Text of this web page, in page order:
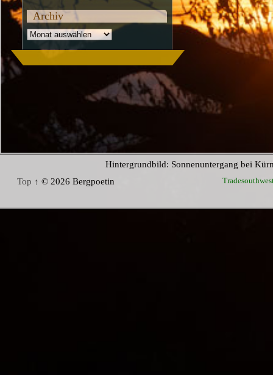
Archiv
Archiv
Hintergrundbild: Sonnenuntergang bei
Top ↑ © 2026 Bergpoetin